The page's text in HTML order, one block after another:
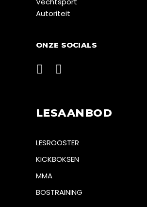
Autoriteit
ONZE SOCIALS
LESAANBOD
LESROOSTER
KICKBOKSEN
MMA
BOSTRAINING